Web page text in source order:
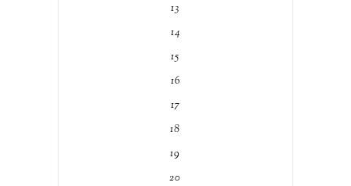
13
14
15
16
17
18
19
20